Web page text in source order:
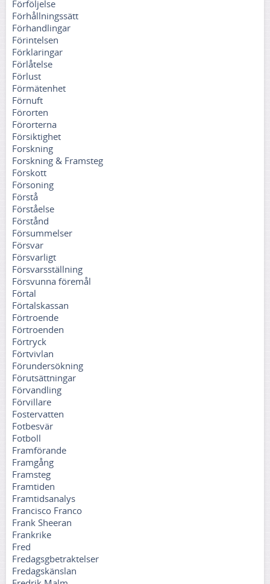
Förföljelse
Förhållningssätt
Förhandlingar
Förintelsen
Förklaringar
Förlåtelse
Förlust
Förmätenhet
Förnuft
Förorten
Förorterna
Försiktighet
Forskning
Forskning & Framsteg
Förskott
Försoning
Förstå
Förståelse
Förstånd
Försummelser
Försvar
Försvarligt
Försvarsställning
Försvunna föremål
Förtal
Förtalskassan
Förtroende
Förtroenden
Förtryck
Förtvivlan
Förundersökning
Förutsättningar
Förvandling
Förvillare
Fostervatten
Fotbesvär
Fotboll
Framförande
Framgång
Framsteg
Framtiden
Framtidsanalys
Francisco Franco
Frank Sheeran
Frankrike
Fred
Fredagsgbetraktelser
Fredagskänslan